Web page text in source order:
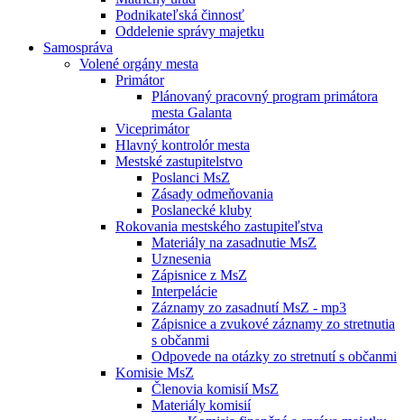
Podnikateľská činnosť
Oddelenie správy majetku
Samospráva
Volené orgány mesta
Primátor
Plánovaný pracovný program primátora
mesta Galanta
Viceprimátor
Hlavný kontrolór mesta
Mestské zastupitelstvo
Poslanci MsZ
Zásady odmeňovania
Poslanecké kluby
Rokovania mestského zastupiteľstva
Materiály na zasadnutie MsZ
Uznesenia
Zápisnice z MsZ
Interpelácie
Záznamy zo zasadnutí MsZ - mp3
Zápisnice a zvukové záznamy zo stretnutia
s občanmi
Odpovede na otázky zo stretnutí s občanmi
Komisie MsZ
Členovia komisií MsZ
Materiály komisií